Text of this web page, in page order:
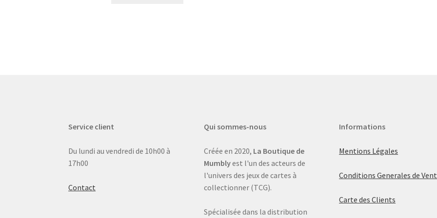
Service client
Du lundi au vendredi de 10h00 à
17h00
Contact
Qui sommes-nous
Créée en 2020, La Boutique de
Mumblyest l'un des acteurs de
l'univers des jeux de cartes à
collectionner (TCG).
Spécialisée dans la distribution
Informations
Mentions Légales
Conditions Generales de
Carte des Clients